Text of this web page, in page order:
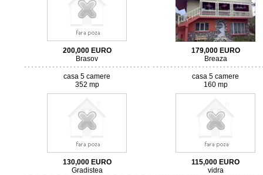
200,000 EURO
Brasov
179,000 EURO
Breaza
casa 5 camere
352 mp
130,000 EURO
Gradistea
casa 5 camere
160 mp
115,000 EURO
vidra